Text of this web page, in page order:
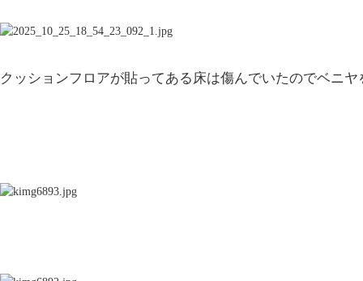
クッションフロアが貼ってある床は傷んでいたのでベニ